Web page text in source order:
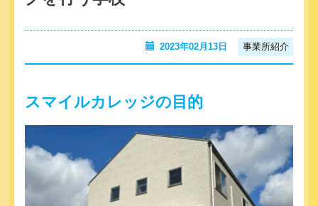
2023年02月13日 事業所紹介
スマイルカレッジの目的